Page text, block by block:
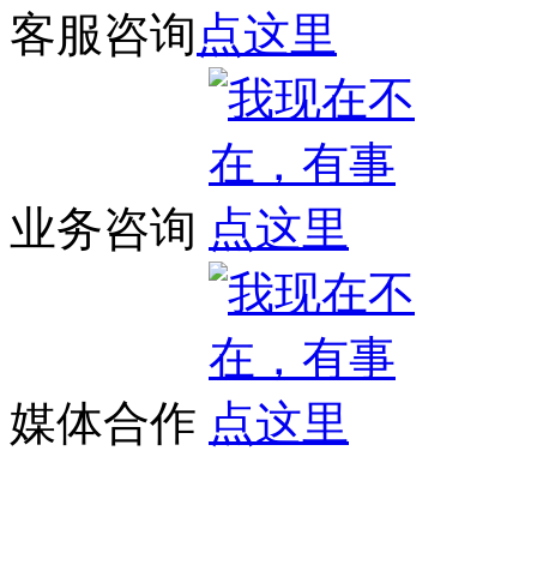
客服咨询
业务咨询
媒体合作